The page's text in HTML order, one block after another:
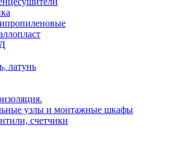
латунь
узлы и монтажные шкафы
счетчики